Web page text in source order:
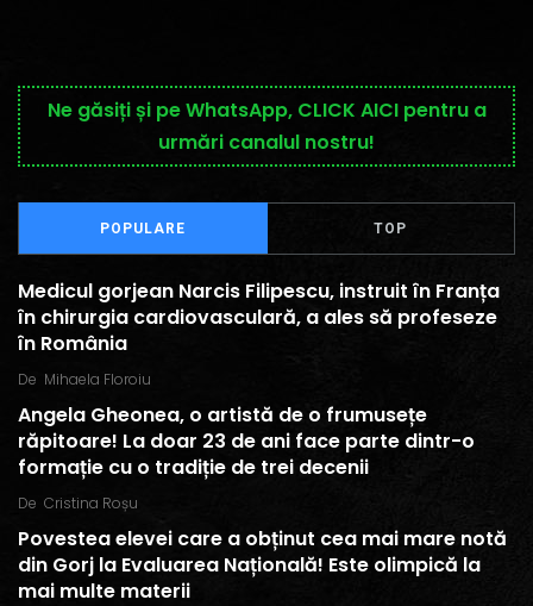
Ne găsiți și pe WhatsApp, CLICK AICI pentru a
urmări canalul nostru!
POPULARE TOP
Medicul gorjean Narcis Filipescu, instruit în Franța
în chirurgia cardiovasculară, a ales să profeseze
în România
De Mihaela Floroiu
Angela Gheonea, o artistă de o frumusețe
răpitoare! La doar 23 de ani face parte dintr-o
formație cu o tradiție de trei decenii
De Cristina Roșu
Povestea elevei care a obținut cea mai mare notă
din Gorj la Evaluarea Națională! Este olimpică la
mai multe materii